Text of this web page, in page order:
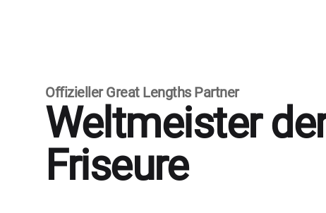
Offizieller Great Lengths Partner
Weltmeister
Friseure